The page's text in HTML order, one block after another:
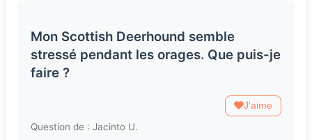
Mon Scottish Deerhound semble
stressé pendant les orages. Que puis-je
faire ?
J'aime
Question de : Jacinto U.